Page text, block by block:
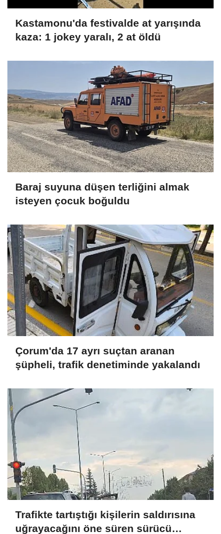
Kastamonu'da festivalde at yarışında
kaza: 1 jokey yaralı, 2 at öldü
Baraj suyuna düşen terliğini almak
isteyen çocuk boğuldu
Çorum'da 17 ayrı suçtan aranan
şüpheli, trafik denetiminde yakalandı
Trafikte tartıştığı kişilerin saldırısına
uğrayacağını öne süren sürücü